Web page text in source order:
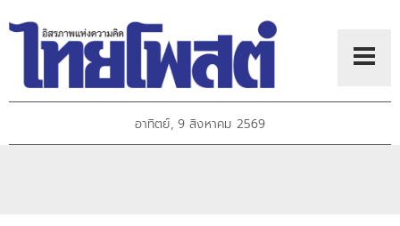
อาทิตย์, 9 สิงหาคม 2569